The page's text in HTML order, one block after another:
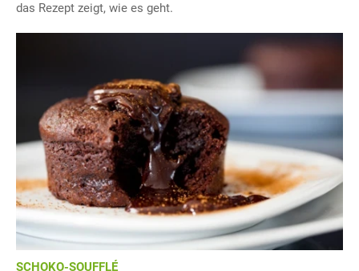
das Rezept zeigt, wie es geht.
SCHOKO-SOUFFLÉ